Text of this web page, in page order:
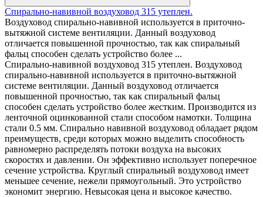
Спирально-навивной воздуховод 315 утеплен.
Воздуховод спирально-навивной используется в приточно-
вытяжной системе вентиляции. Данный воздуховод
отличается повышенной прочностью, так как спиральный
фальц способен сделать устройство более ...
Спирально-навивной воздуховод 315 утеплен. Воздуховод
спирально-навивной используется в приточно-вытяжной
системе вентиляции. Данный воздуховод отличается
повышенной прочностью, так как спиральный фальц
способен сделать устройство более жестким. Производится из
ленточной оцинкованной стали способом намотки. Толщина
стали 0.5 мм. Спирально навивной воздуховод обладает рядом
преимуществ, среди которых можно выделить способность
равномерно распределять потоки воздуха на высоких
скоростях и давлении. Он эффективно использует поперечное
сечение устройства. Круглый спиральный воздуховод имеет
меньшее сечение, нежели прямоугольный. Это устройство
экономит энергию. Невысокая цена и высокое качество.